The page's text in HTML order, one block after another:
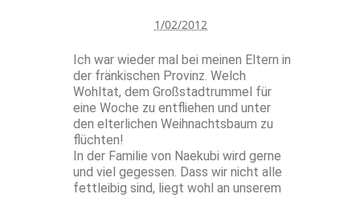
1/02/2012
Ich war wieder mal bei meinen Eltern in
der fränkischen Provinz. Welch
Wohltat, dem Großstadtrummel für
eine Woche zu entfliehen und unter
den elterlichen Weihnachtsbaum zu
flüchten!
In der Familie von Naekubi wird gerne
und viel gegessen. Dass wir nicht alle
fettleibig sind, liegt wohl an unserem